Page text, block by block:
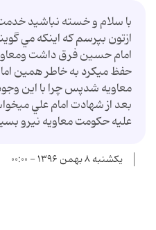
با سلام و خسته نباشيد
ازتون بپرسم كه اينكه مي
امام حسين فرق داشت
حفظ ميكرد به خاطر همين
معاويه شدپس چرا با اين
بعد از شهادت امام علي
عليه حكومت معاويه نيرو
یکشنبه ۸ بهمن ۱۳۹۶ - ۰۰:۰۰